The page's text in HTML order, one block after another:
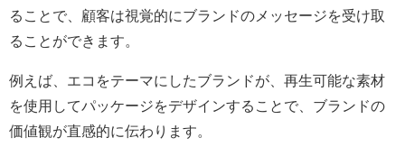
ることで、顧客は視覚的にブランドのメッセージを受け取
ることができます。
例えば、エコをテーマにしたブランドが、再生可能な素材
を使用してパッケージをデザインすることで、ブランドの
価値観が直感的に伝わります。